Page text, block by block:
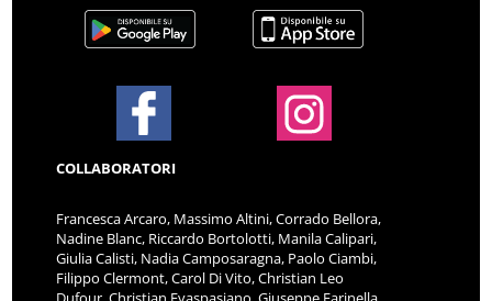
COLLABORATORI
Francesca Arcaro, Massimo Altini, Corrado Bellora,
Nadine Blanc, Riccardo Bortolotti, Manila Calipari,
Giulia Calisti, Nadia Camposaragna, Paolo Ciambi,
Filippo Clermont, Carol Di Vito, Christian Leo